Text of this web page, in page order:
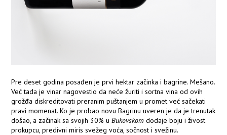
Pre deset godina posađen je prvi hektar začinka i bagrine. Mešano.
Već tada je vinar nagovestio da neće žuriti i sortna vina od ovih
grožđa diskreditovati preranim puštanjem u promet već sačekati
pravi momenat. Ko je probao novu Bagrinu uveren je da je trenutak
došao, a začinak sa svojih 30% uBukovskom dodaje boju i živost
prokupcu, predivni miris svežeg voća, sočnost i svežinu.